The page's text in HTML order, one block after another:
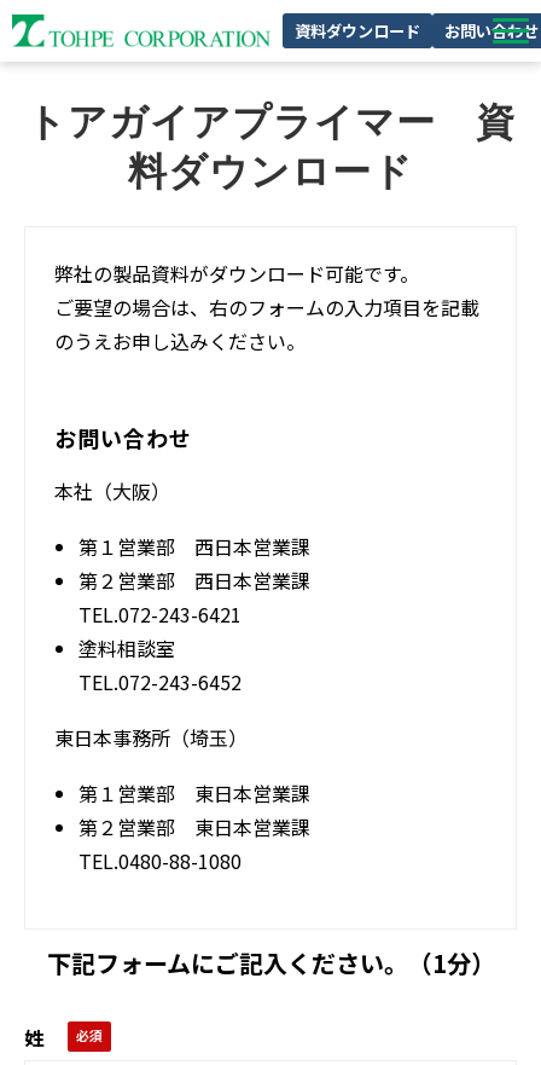
資料ダウンロード お問い合わせ
私たちの強み
企業情報
採用情報
トアガイアプライマー　資
料ダウンロード
弊社の製品資料がダウンロード可能です。
ご要望の場合は、右のフォームの入力項目を記載
のうえお申し込みください。
お問い合わせ
本社（大阪）
第１営業部 西日本営業課
第２営業部 西日本営業課
TEL.072-243-6421
塗料相談室
TEL.072-243-6452
東日本事務所（埼玉）
第１営業部 東日本営業課
第２営業部 東日本営業課
TEL.0480-88-1080
下記フォームにご記入ください。（1分）
姓